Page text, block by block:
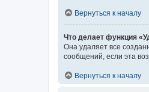
Вернуться к началу
Что делает функция
Она удаляет все
сообщений, если эта
Вернуться к началу